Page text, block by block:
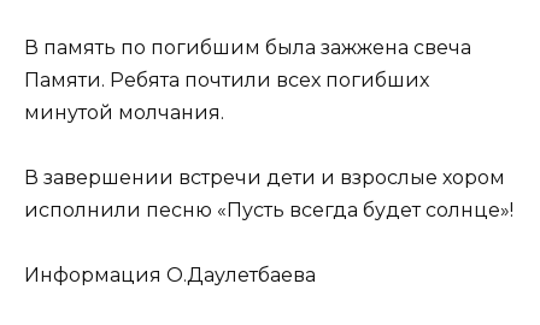
В память по погибшим была зажжена свеча
Памяти. Ребята почтили всех погибших
минутой молчания.
В завершении встречи дети и взрослые хором
исполнили песню «Пусть всегда будет солнце»!
Информация О.Даулетбаева